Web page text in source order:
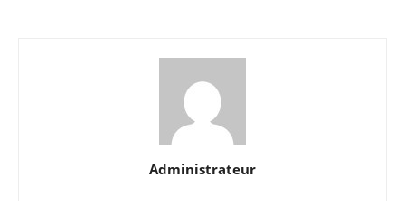
Administrateur